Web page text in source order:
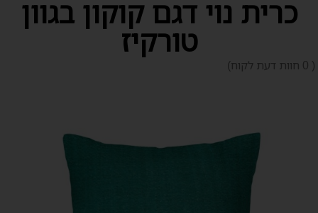
כרית נוי דגם קוקון בגוון
טורקיז
( 0 חוות דעת לקוח)